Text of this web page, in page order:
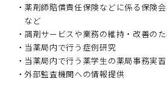
薬剤師賠償責任保険などに係る保険
など
調剤サービスや業務の維持・改善の
当薬局内で行う症例研究
当薬局内で行う薬学生の薬局事務実習
外部監査機関への情報提供